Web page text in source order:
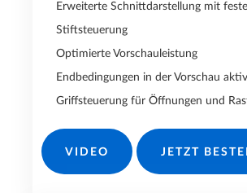
Erweiterte Schnittdarstellung mit
Stiftsteuerung
Optimierte Vorschauleistung
Endbedingungen in der Vorschau
Griffsteuerung für Öffnungen und
VIDEO JETZT